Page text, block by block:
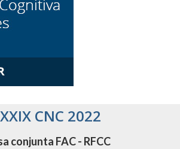
CNC 2022
conjunta FAC - RFCC